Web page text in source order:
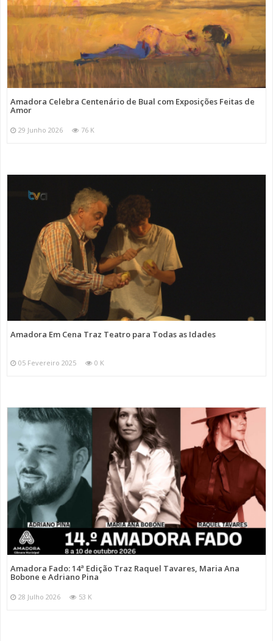
Amadora Celebra Centenário de Bual com Exposições Feitas de
Amor
29 Junho 2026 76 K
Amadora Em Cena Traz Teatro para Todas as Idades
05 Fevereiro 2025 0 K
Amadora Fado: 14ª Edição Traz Raquel Tavares, Maria Ana
Bobone e Adriano Pina
28 Julho 2026 53 K